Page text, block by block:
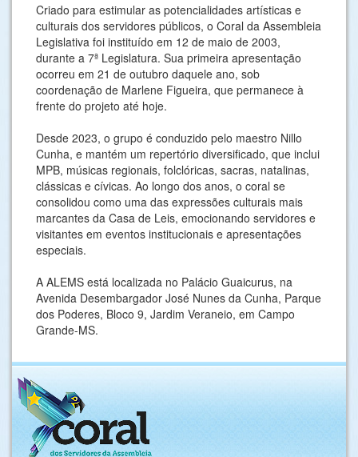
Criado para estimular as potencialidades artísticas e
culturais dos servidores públicos, o Coral da Assembleia
Legislativa foi instituído em 12 de maio de 2003,
durante a 7ª Legislatura. Sua primeira apresentação
ocorreu em 21 de outubro daquele ano, sob
coordenação de Marlene Figueira, que permanece à
frente do projeto até hoje.
Desde 2023, o grupo é conduzido pelo maestro Nillo
Cunha, e mantém um repertório diversificado, que inclui
MPB, músicas regionais, folclóricas, sacras, natalinas,
clássicas e cívicas. Ao longo dos anos, o coral se
consolidou como uma das expressões culturais mais
marcantes da Casa de Leis, emocionando servidores e
visitantes em eventos institucionais e apresentações
especiais.
A ALEMS está localizada no Palácio Guaicurus, na
Avenida Desembargador José Nunes da Cunha, Parque
dos Poderes, Bloco 9, Jardim Veraneio, em Campo
Grande-MS.